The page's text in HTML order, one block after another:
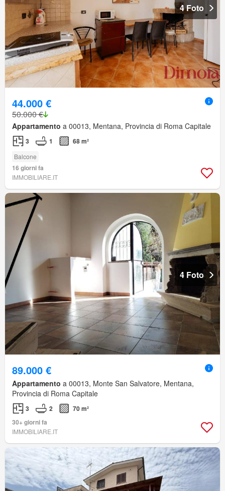
4 Foto
44.000 €
50.000 €
Appartamento a 00013, Mentana, Provincia di Roma Capitale
3 1 68 m²
Balcone
16 giorni fa
IMMOBILIARE.IT
4 Foto
89.000 €
Appartamento a 00013, Monte San Salvatore, Mentana,
Provincia di Roma Capitale
3 2
70 m²
30+ giorni fa
IMMOBILIARE.IT